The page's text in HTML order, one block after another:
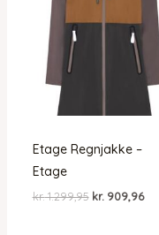
Etage Regnjakke –
Etage
kr.1.299,95 Den
kr. 909,96Den